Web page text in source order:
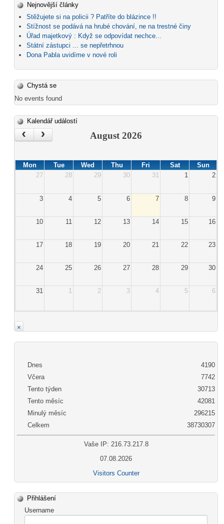
Nejnovější články
Stěžujete si na policii ? Patříte do blázince !!
Stížnost se podává na hrubé chování, ne na trestné činy
Úřad majetkový : Když se odpovídat nechce...
Státní zástupci ... se nepřetrhnou
Dona Pabla uvidíme v nové roli
Chystá se
No events found
Kalendář událostí
‹ › August 2026
Mon Tue Wed Thu Fri Sat
Sun
27
28 29 30 31 1 2
3 4 5 6 7 8 9
10 11 12 13 14 15 16
17 18 19 20 21 22 23
24 25 26 27 28 29 30
31 1 2 3 4 5 6
×
Dnes
Včera
Tento týden
Tento měsíc
Minulý měsíc
Celkem
4190
7742
30713
42081
296215
38730307
Vaše IP: 216.73.217.8
07.08.2026
Visitors Counter
Přihlášení
Username